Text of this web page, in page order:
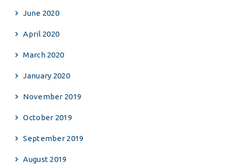
June 2020
April 2020
March 2020
January 2020
November 2019
October 2019
September 2019
August 2019